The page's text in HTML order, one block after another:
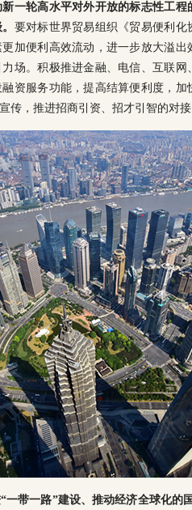
一轮高水平对外开放的标志性工
要对标世界贸易组织《贸易便利化
加便利高效流动，进一步放大溢
场。积极推进金融、电信、互联
资服务功能，提高结算便利度，
传，推进招商引资、招才引智的对接
一带一路”建设、推动经济全球化的